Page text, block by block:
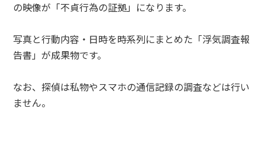
の映像が「不貞行為の証拠」になります。
写真と行動内容・日時を時系列にまとめた「浮気調査報
告書」が成果物です。
なお、探偵は私物やスマホの通信記録の調査などは行い
ません。